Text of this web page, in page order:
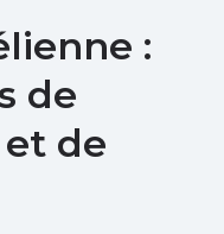
:
de
de